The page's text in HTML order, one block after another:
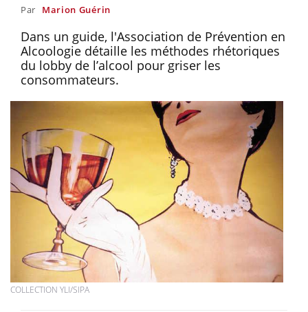
Par Marion Guérin
Dans un guide, l'Association de Prévention en
Alcoologie détaille les méthodes rhétoriques
du lobby de l’alcool pour griser les
consommateurs.
COLLECTION YLI/SIPA